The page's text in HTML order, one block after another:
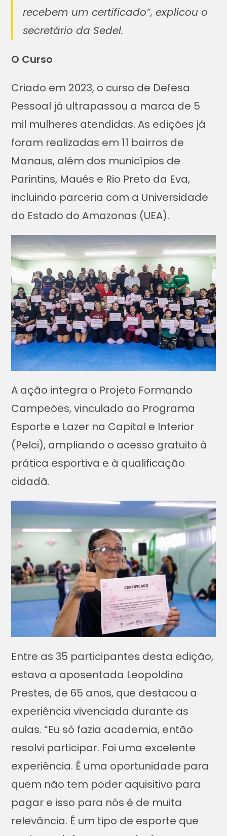
recebem um certificado”, explicou o
secretário da Sedel.
O Curso
Criado em 2023, o curso de Defesa
Pessoal já ultrapassou a marca de 5
mil mulheres atendidas. As edições já
foram realizadas em 11 bairros de
Manaus, além dos municípios de
Parintins, Maués e Rio Preto da Eva,
incluindo parceria com a Universidade
do Estado do Amazonas (UEA).
A ação integra o Projeto Formando
Campeões, vinculado ao Programa
Esporte e Lazer na Capital e Interior
(Pelci), ampliando o acesso gratuito à
prática esportiva e à qualificação
cidadã.
Entre as 35 participantes desta edição,
estava a aposentada Leopoldina
Prestes, de 65 anos, que destacou a
experiência vivenciada durante as
aulas. “Eu só fazia academia, então
resolvi participar. Foi uma excelente
experiência. É uma oportunidade para
quem não tem poder aquisitivo para
pagar e isso para nós é de muita
relevância. É um tipo de esporte que